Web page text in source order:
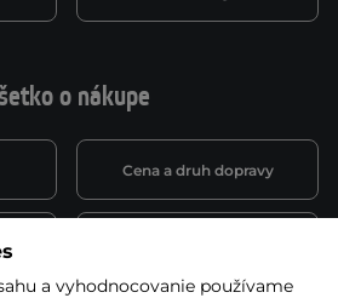
o nákupe
Cena a druh dopravy
a vyhodnocovanie používame